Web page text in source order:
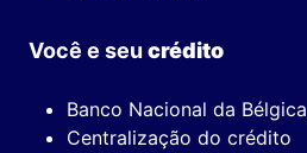
Você e seu crédito
Banco Nacional da Bélgica
Centralização do crédito